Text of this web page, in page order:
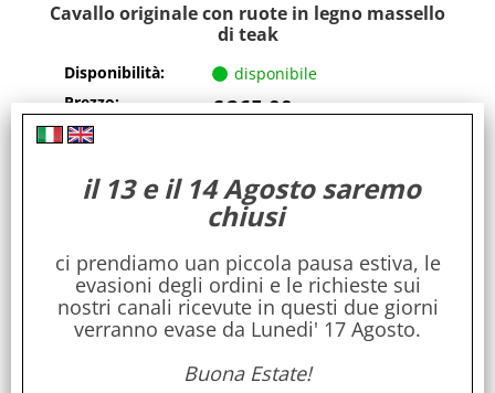
Cavallo originale con ruote in legno massello
di teak
Disponibilità:
disponibile
Prezzo:
€265,00
il 13 e il 14 Agosto saremo
chiusi
ci prendiamo uan piccola pausa estiva, le
evasioni degli ordini e le richieste sui
nostri canali ricevute in questi due giorni
verranno evase da Lunedi' 17 Agosto.
Buona Estate!